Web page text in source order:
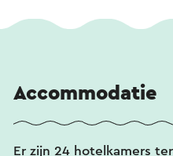
Accommodatie
Er zijn 24 hotelkamers